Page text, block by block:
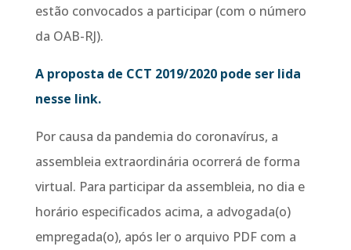
estão convocados a participar (com o número
da OAB-RJ).
A proposta de CCT 2019/2020 pode ser lida
nesse link.
Por causa da pandemia do coronavírus, a
assembleia extraordinária ocorrerá de forma
virtual. Para participar da assembleia, no dia e
horário especificados acima, a advogada(o)
empregada(o), após ler o arquivo PDF com a